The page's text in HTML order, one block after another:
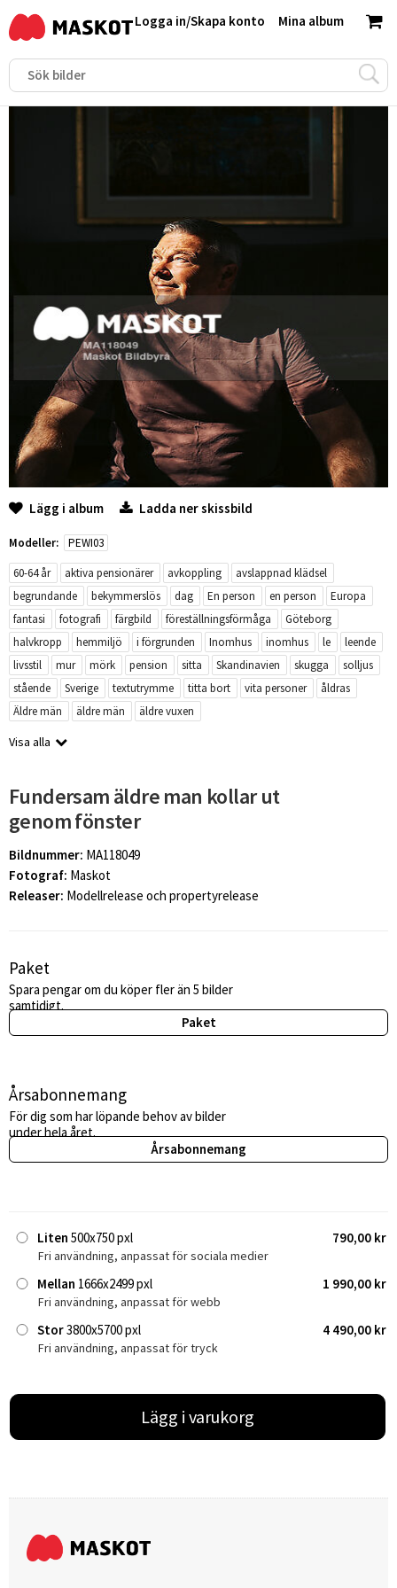
Mina album
Logga in/Skapa konto
Lägg i album Ladda ner skissbild
Modeller:
PEWI03
60-64 år
aktiva pensionärer avkoppling
avslappnad klädsel
begrundande
bekymmerslös dag En person en person
Europa
fantasi
fotografi färgbild föreställningsförmåga
Göteborg
halvkropp
hemmiljö i förgrunden Inomhus inomhus le
leende
livsstil
mur mörk pension sitta Skandinavien skugga
solljus
stående
Sverige textutrymme titta bort vita personer
åldras
Äldre män
äldre män äldre vuxen
Visa alla
Fundersam äldre man kollar ut
genom fönster
Bildnummer: MA118049
Fotograf: Maskot
Releaser: Modellrelease och propertyrelease
Paket
Spara pengar om du köper fler än 5 bilder
samtidigt.
Paket
Årsabonnemang
För dig som har löpande behov av bilder
under hela året.
Årsabonnemang
Liten 500x750 pxl 790,00 kr
Fri användning, anpassat för sociala medier
Mellan 1666x2499 pxl 1 990,00 kr
Fri användning, anpassat för webb
Stor3800x5700 pxl 4 490,00 kr
Fri användning, anpassat för tryck
Lägg i varukorg